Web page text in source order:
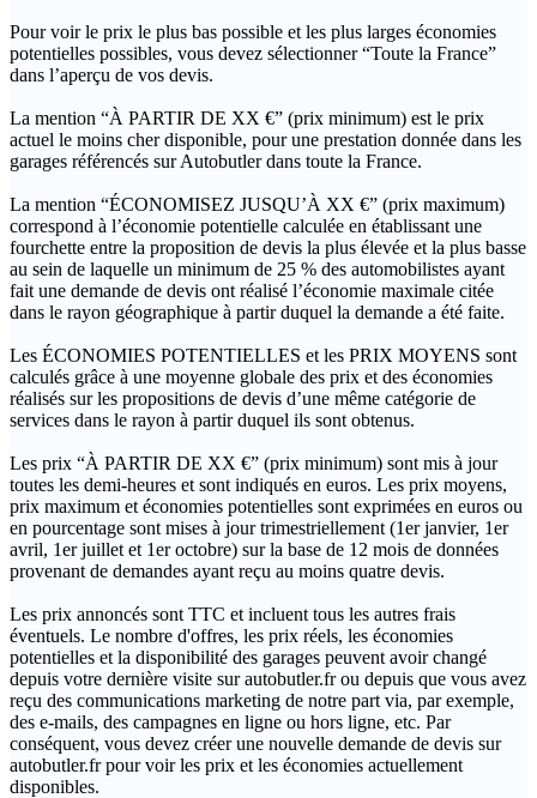
Pour voir le prix le plus bas possible et les plus larges économies
potentielles possibles, vous devez sélectionner “Toute la France”
dans l’aperçu de vos devis.
La mention “À PARTIR DE XX €” (prix minimum) est le prix
actuel le moins cher disponible, pour une prestation donnée dans les
garages référencés sur Autobutler dans toute la France.
La mention “ÉCONOMISEZ JUSQU’À XX €” (prix maximum)
correspond à l’économie potentielle calculée en établissant une
fourchette entre la proposition de devis la plus élevée et la plus basse
au sein de laquelle un minimum de 25 % des automobilistes ayant
fait une demande de devis ont réalisé l’économie maximale citée
dans le rayon géographique à partir duquel la demande a été faite.
Les ÉCONOMIES POTENTIELLES et les PRIX MOYENS sont
calculés grâce à une moyenne globale des prix et des économies
réalisés sur les propositions de devis d’une même catégorie de
services dans le rayon à partir duquel ils sont obtenus.
Les prix “À PARTIR DE XX €” (prix minimum) sont mis à jour
toutes les demi-heures et sont indiqués en euros. Les prix moyens,
prix maximum et économies potentielles sont exprimées en euros ou
en pourcentage sont mises à jour trimestriellement (1er janvier, 1er
avril, 1er juillet et 1er octobre) sur la base de 12 mois de données
provenant de demandes ayant reçu au moins quatre devis.
Les prix annoncés sont TTC et incluent tous les autres frais
éventuels. Le nombre d'offres, les prix réels, les économies
potentielles et la disponibilité des garages peuvent avoir changé
depuis votre dernière visite sur autobutler.fr ou depuis que vous avez
reçu des communications marketing de notre part via, par exemple,
des e-mails, des campagnes en ligne ou hors ligne, etc. Par
conséquent, vous devez créer une nouvelle demande de devis sur
autobutler.fr pour voir les prix et les économies actuellement
disponibles.